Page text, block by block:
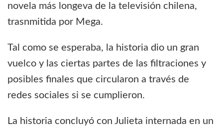
novela más longeva de la televisión chilena,
trasnmitida por Mega.
Tal como se esperaba, la historia dio un gran
vuelco y las ciertas partes de las filtraciones y
posibles finales que circularon a través de
redes sociales si se cumplieron.
La historia concluyó con Julieta internada en un